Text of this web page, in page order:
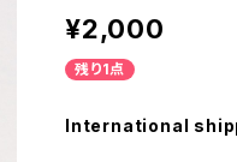
¥2,000
残り1点
International